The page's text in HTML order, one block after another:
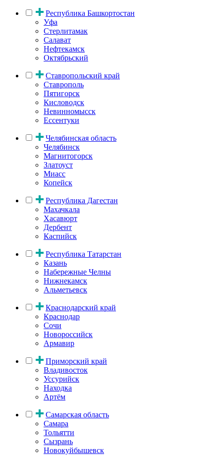
Республика Башкортостан
Уфа
Стерлитамак
Салават
Нефтекамск
Октябрьский
Ставропольский край
Ставрополь
Пятигорск
Кисловодск
Невинномысск
Ессентуки
Челябинская область
Челябинск
Магнитогорск
Златоуст
Миасс
Копейск
Республика Дагестан
Махачкала
Хасавюрт
Дербент
Каспийск
Республика Татарстан
Казань
Набережные Челны
Нижнекамск
Альметьевск
Краснодарский край
Краснодар
Сочи
Новороссийск
Армавир
Приморский край
Владивосток
Уссурийск
Находка
Артём
Самарская область
Самара
Тольятти
Сызрань
Новокуйбышевск